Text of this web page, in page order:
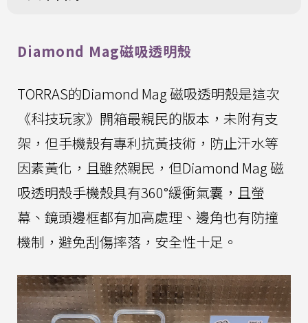
Diamond Mag磁吸透明殼
TORRAS的Diamond Mag 磁吸透明殼是這次
《科技玩家》開箱最親民的版本，未附有支
架，但手機殼有專利抗黃技術，防止汗水等
因素黃化，且雖然親民，但Diamond Mag 磁
吸透明殼手機殼具有360°緩衝氣囊，且螢
幕、鏡頭邊框都有加高處理、邊角也有防撞
機制，避免刮傷摔落，安全性十足。